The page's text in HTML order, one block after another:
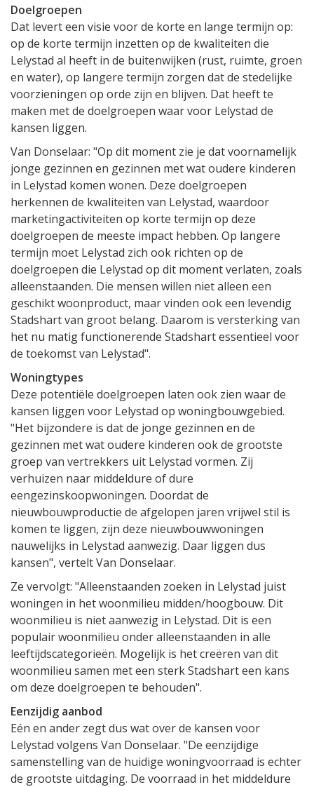
Doelgroepen
Dat levert een visie voor de korte en lange termijn op:
op de korte termijn inzetten op de kwaliteiten die
Lelystad al heeft in de buitenwijken (rust, ruimte, groen
en water), op langere termijn zorgen dat de stedelijke
voorzieningen op orde zijn en blijven. Dat heeft te
maken met de doelgroepen waar voor Lelystad de
kansen liggen.
Van Donselaar: "Op dit moment zie je dat voornamelijk
jonge gezinnen en gezinnen met wat oudere kinderen
in Lelystad komen wonen. Deze doelgroepen
herkennen de kwaliteiten van Lelystad, waardoor
marketingactiviteiten op korte termijn op deze
doelgroepen de meeste impact hebben. Op langere
termijn moet Lelystad zich ook richten op de
doelgroepen die Lelystad op dit moment verlaten, zoals
alleenstaanden. Die mensen willen niet alleen een
geschikt woonproduct, maar vinden ook een levendig
Stadshart van groot belang. Daarom is versterking van
het nu matig functionerende Stadshart essentieel voor
de toekomst van Lelystad".
Woningtypes
Deze potentiële doelgroepen laten ook zien waar de
kansen liggen voor Lelystad op woningbouwgebied.
"Het bijzondere is dat de jonge gezinnen en de
gezinnen met wat oudere kinderen ook de grootste
groep van vertrekkers uit Lelystad vormen. Zij
verhuizen naar middeldure of dure
eengezinskoopwoningen. Doordat de
nieuwbouwproductie de afgelopen jaren vrijwel stil is
komen te liggen, zijn deze nieuwbouwwoningen
nauwelijks in Lelystad aanwezig. Daar liggen dus
kansen", vertelt Van Donselaar.
Ze vervolgt: "Alleenstaanden zoeken in Lelystad juist
woningen in het woonmilieu midden/hoogbouw. Dit
woonmilieu is niet aanwezig in Lelystad. Dit is een
populair woonmilieu onder alleenstaanden in alle
leeftijdscategorieën. Mogelijk is het creëren van dit
woonmilieu samen met een sterk Stadshart een kans
om deze doelgroepen te behouden".
Eenzijdig aanbod
Eén en ander zegt dus wat over de kansen voor
Lelystad volgens Van Donselaar. "De eenzijdige
samenstelling van de huidige woningvoorraad is echter
de grootste uitdaging. De voorraad in het middeldure